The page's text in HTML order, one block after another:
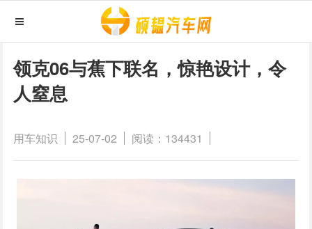
领克06与蕉下联名，惊艳设计，令
人窒息
用车知识 25-07-02 阅读：134431